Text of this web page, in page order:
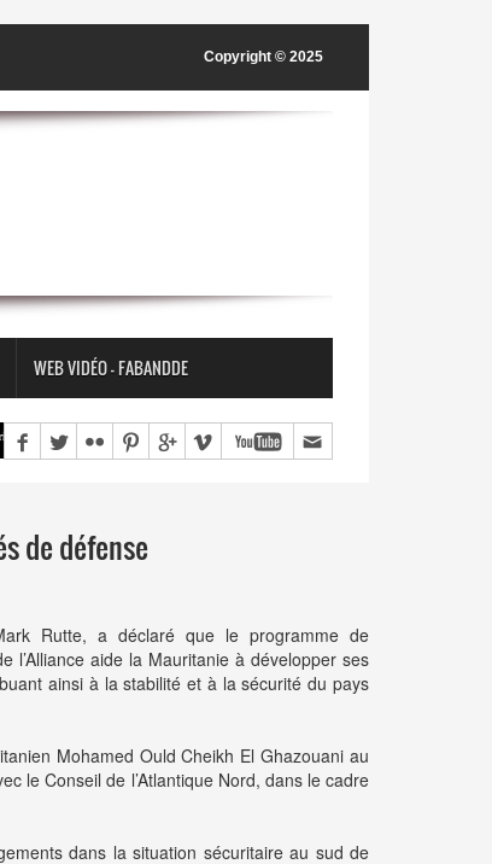
Copyright © 2025
WEB VIDÉO - FABANDDE
« Une société ne construit pas nécessairement la paix en supprimant les différences, mais
de défense
Rutte, a déclaré que le programme de
l’Alliance aide la Mauritanie à développer ses
ainsi à la stabilité et à la sécurité du pays
Mohamed Ould Cheikh El Ghazouani au
le Conseil de l’Atlantique Nord, dans le cadre
dans la situation sécuritaire au sud de